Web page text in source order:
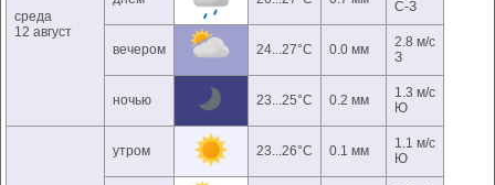
среда
12 август
С-З
вечером 24...27°C 0.0 мм
2.8 м/с
З
ночью 23...25°C 0.2 мм
1.3 м/с
Ю
утром 23...26°C 0.1 мм
1.1 м/с
Ю